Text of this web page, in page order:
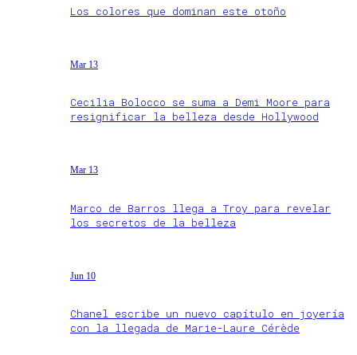
Los colores que dominan este otoño
Mar 13
Cecilia Bolocco se suma a Demi Moore para
resignificar la belleza desde Hollywood
Mar 13
Marco de Barros llega a Troy para revelar
los secretos de la belleza
Jun 10
Chanel escribe un nuevo capítulo en joyería
con la llegada de Marie-Laure Cérède